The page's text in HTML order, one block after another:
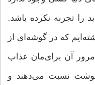
را تجربه نكرده باشد.
كه در گوشه‌ای از
آن برای‌مان عذاب
نسبت می‌دهند و